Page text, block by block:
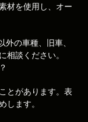
材を使用し、オー
外の車種、旧車、
相談ください。
とがあります。表
します。